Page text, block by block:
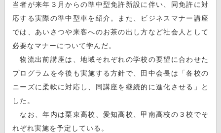
当者が来年３月からの準中型免許新設に伴い、同免許に対
応する実際の準中型車を紹介。また、ビジネスマナー講座
では、あいさつや来客へのお茶の出し方など社会人として
必要なマナーについて学んだ。
物流出前講座は、地域それぞれの学校の要望に合わせた
プログラムを今後も実施する方針で、田中会長は「各校の
ニーズに柔軟に対応し、同講座を継続的に進化させる」と
した。
なお、年内は栗東高校、愛知高校、甲南高校の３校でそ
れぞれ実施を予定している。